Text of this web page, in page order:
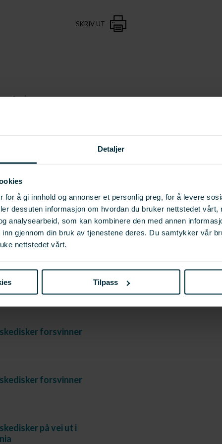
Detaljer
for å gi innhold og annonser et personlig preg, for å levere
dessuten informasjon om hvordan du bruker nettstedet vårt,
analysearbeid, som kan kombinere den med annen
gjennom din bruk av tjenestene deres. Du samtykker vår
nettstedet vårt.
Tilpass
SKRIV UT
forsvinner
på vei ut
forsvinner
forsvinner
på vei ut i